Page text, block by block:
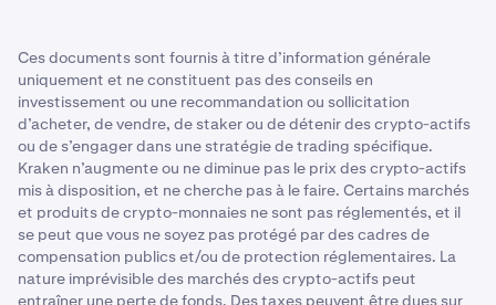
marché des cryptomonnaies en répartissant les
investissements dans le temps.
Éliminer les émotions du trading
Le trading émotionnel se produit lorsque les
investisseurs prennent des décisions basées sur les
fluctuations du marché à court terme ou des réactions
émotionnelles aux nouvelles ou aux événements. Cela
peut conduire à des décisions d'achat ou de vente
impulsives, souvent motivées par deux émotions
Les investisseurs qui s'engagent
uniquement à acheter une seule cryptomonnaie sur
une longue période, plutôt que de trader entre
plusieurs actifs, peuvent manquer d'autres
opportunités potentiellement rentables qui ne
seraient pas possibles à saisir via le DCA.
calendrier qui vous convient le mieux. Bien qu'il offre un
moyen de naviguer dans les fluctuations du marché, son
efficacité dépend de la direction des prix des
cryptomonnaies.
Ces documents sont fournis à titre d’information générale
uniquement et ne constituent pas des conseils en
investissement ou une recommandation ou sollicitation
d’acheter, de vendre, de staker ou de détenir des crypto-actifs
ou de s’engager dans une stratégie de trading spécifique.
Kraken n’augmente ou ne diminue pas le prix des crypto-actifs
mis à disposition, et ne cherche pas à le faire. Certains marchés
et produits de crypto-monnaies ne sont pas réglementés, et il
se peut que vous ne soyez pas protégé par des cadres de
compensation publics et/ou de protection réglementaires. La
nature imprévisible des marchés des crypto-actifs peut
entraîner une perte de fonds. Des taxes peuvent être dues sur